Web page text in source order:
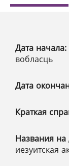
Дата начала:
вобласць
Дата
Краткая
Названия на
иезуитская